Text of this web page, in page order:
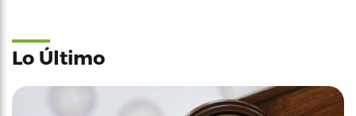
Lo Último